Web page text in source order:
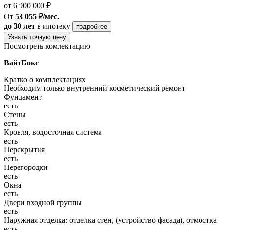
от 6 900 000 ₽
От 53 055 ₽/мес.
до 30 лет в ипотеку
подробнее
Узнать точную цену
Посмотреть комлектацию
ВайтБокс
Кратко о комплектациях
Необходим только внутренний косметический ремонт
Фундамент
есть
Стены
есть
Кровля, водосточная система
есть
Перекрытия
есть
Перегородки
есть
Окна
есть
Двери входной группы
есть
Наружная отделка: отделка стен, (устройство фасада), отмостка